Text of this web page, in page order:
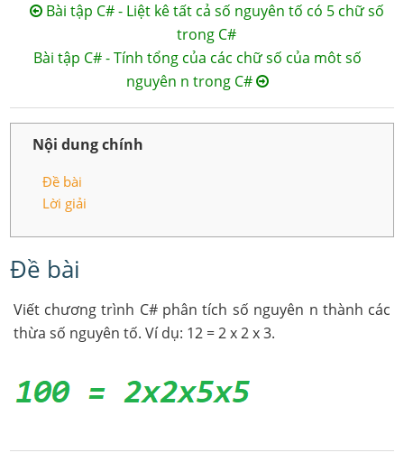
Bài tập C# - Liệt kê tất cả số nguyên tố có 5 chữ số
trong C#
Bài tập C# - Tính tổng của các chữ số của môt số
nguyên n trong C#
Nội dung chính
Đề bài
Lời giải
Đề bài
Viết chương trình C# phân tích số nguyên n thành các
thừa số nguyên tố. Ví dụ: 12 = 2 x 2 x 3.